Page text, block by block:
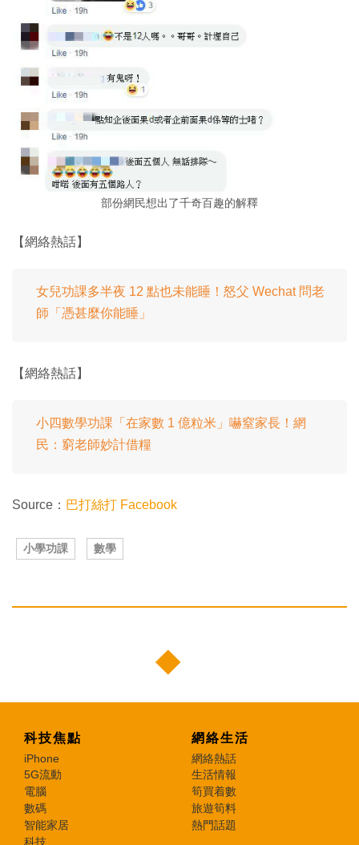
部份網民想出了千奇百趣的解釋
【網絡熱話】
女兒功課多半夜 12 點也未能睡！怒父 Wechat 問老
師「憑甚麼你能睡」
【網絡熱話】
小四數學功課「在家數 1 億粒米」嚇窒家長！網
民：窮老師妙計借糧
Source： 巴打絲打 Facebook
小學功課 數學
科技焦點
iPhone
5G流動
電腦
數碼
智能家居
科技
網絡生活
網絡熱話
生活情報
筍買着數
旅遊筍料
熱門話題